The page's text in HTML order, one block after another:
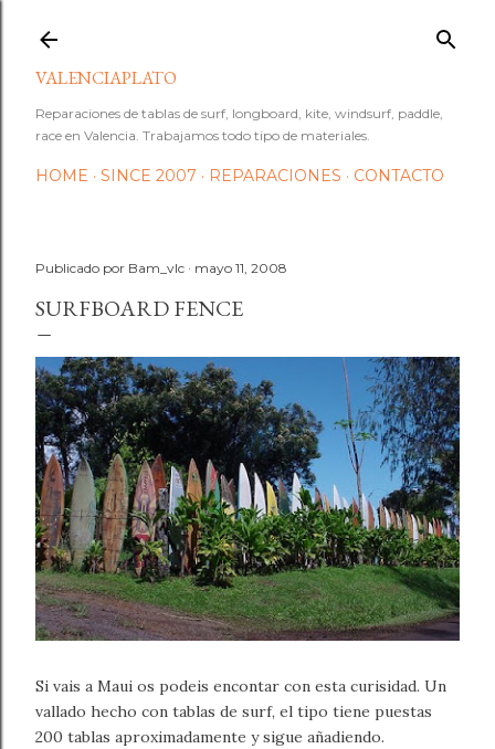
VALENCIAPLATO
Reparaciones de tablas de surf, longboard, kite, windsurf, paddle,
race en Valencia. Trabajamos todo tipo de materiales.
HOME SINCE 2007 REPARACIONES CONTACTO
Publicado por Bam_vlc mayo 11, 2008
SURFBOARD FENCE
Si vais a Maui os podeis encontar con esta curisidad. Un
vallado hecho con tablas de surf, el tipo tiene puestas
200 tablas aproximadamente y sigue añadiendo.